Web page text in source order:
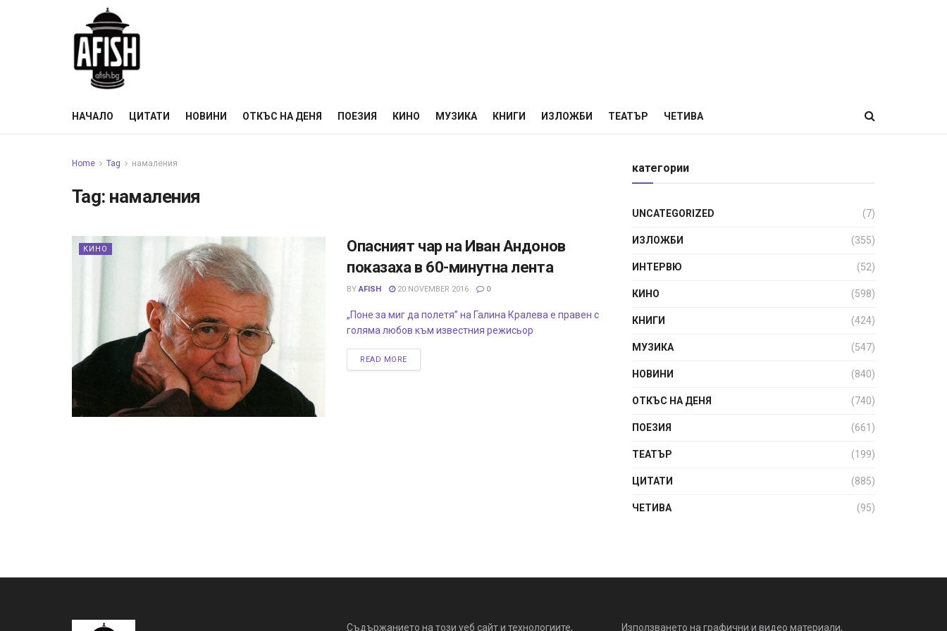
НАЧАЛО ЦИТАТИ НОВИНИ ОТКЪС НА ДЕНЯ ПОЕЗИЯ КИНО МУЗИКА КНИГИ ИЗЛОЖБИ ТЕАТЪР ЧЕТИВА
Home Tag намаления
Tag: намаления
КИНО
Опасният чар на Иван Андонов
показаха в 60-минутна лента
BY AFISH 20 NOVEMBER 2016 0
„Поне за миг да полетя” на Галина Кралева е правен с
голяма любов към известния режисьор
READ MORE
категории
UNCATEGORIZED (7)
ИЗЛОЖБИ (355)
ИНТЕРВЮ (52)
КИНО (598)
КНИГИ (424)
МУЗИКА (547)
НОВИНИ (840)
ОТКЪС НА ДЕНЯ (740)
ПОЕЗИЯ (661)
ТЕАТЪР (199)
ЦИТАТИ (885)
ЧЕТИВА (95)
Съдържанието на този уеб сайт и технологиите, Използването на графични и видео материали,